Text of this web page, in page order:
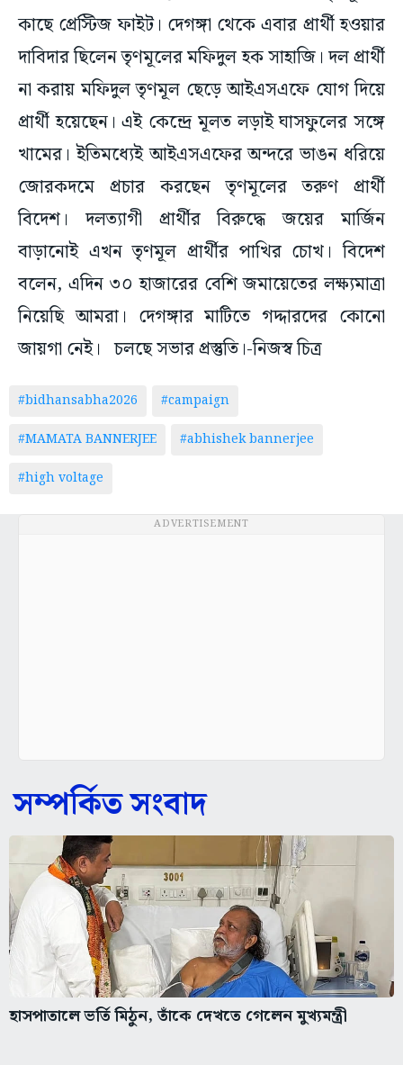
কাছে প্রেস্টিজ ফাইট। দেগঙ্গা থেকে এবার প্রার্থী হওয়ার
দাবিদার ছিলেন তৃণমূলের মফিদুল হক সাহাজি। দল প্রার্থী
না করায় মফিদুল তৃণমূল ছেড়ে আইএসএফে যোগ দিয়ে
প্রার্থী হয়েছেন। এই কেন্দ্রে মূলত লড়াই ঘাসফুলের সঙ্গে
খামের। ইতিমধ্যেই আইএসএফের অন্দরে ভাঙন ধরিয়ে
জোরকদমে প্রচার করছেন তৃণমূলের তরুণ প্রার্থী
বিদেশ। দলত্যাগী প্রার্থীর বিরুদ্ধে জয়ের মার্জিন
বাড়ানোই এখন তৃণমূল প্রার্থীর পাখির চোখ। বিদেশ
বলেন, এদিন ৩০ হাজারের বেশি জমায়েতের লক্ষ্যমাত্রা
নিয়েছি আমরা। দেগঙ্গার মাটিতে গদ্দারদের কোনো
জায়গা নেই। চলছে সভার প্রস্তুতি।-নিজস্ব চিত্র
#bidhansabha2026
#campaign
#MAMATA BANNERJEE
#abhishek bannerjee
#high voltage
ADVERTISEMENT
সম্পর্কিত সংবাদ
হাসপাতালে ভর্তি মিঠুন, তাঁকে দেখতে গেলেন মুখ্যমন্ত্রী